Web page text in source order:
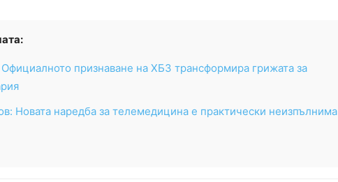
признаване на ХБЗ трансформира грижата за
Новата наредба за телемедицина е практически неизпълнима